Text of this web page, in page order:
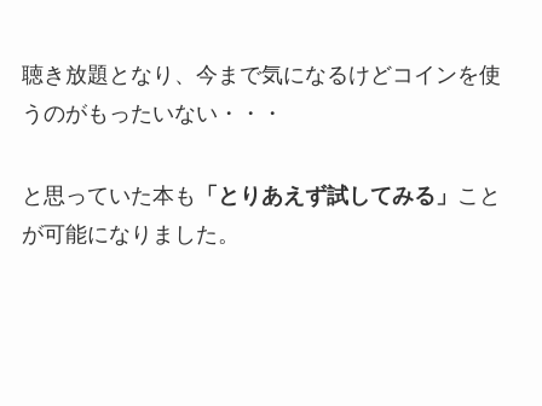
聴き放題となり、今まで気になるけどコインを使
うのがもったいない・・・
と思っていた本も 「とりあえず試してみる」 こと
が可能になりました。